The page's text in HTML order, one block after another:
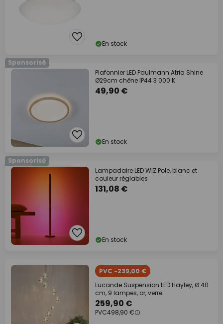
En stock
Sponsorisé
Plafonnier LED Paulmann Atria Shine
Ø29cm chêne IP44 3 000 K
49,90 €
En stock
Sponsorisé
Lampadaire LED WiZ Pole, blanc et
couleur réglables
131,08 €
En stock
PVC -239,00 €
Lucande Suspension LED Hayley, Ø 40
cm, 9 lampes, or, verre
259,90 €
PVC498,90 €